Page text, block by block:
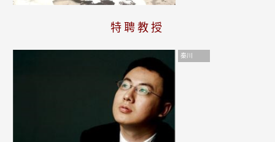
特聘教授
秦川